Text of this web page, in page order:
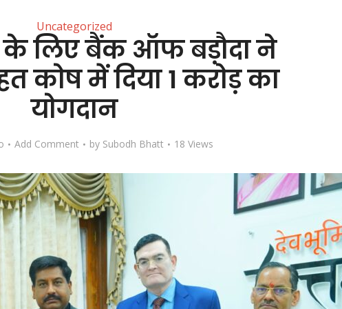
Uncategorized
के लिए बैंक ऑफ बड़ौदा ने
कोष में दिया 1 करोड़ का
योगदान
Add Comment by Subodh Bhatt 18 Views